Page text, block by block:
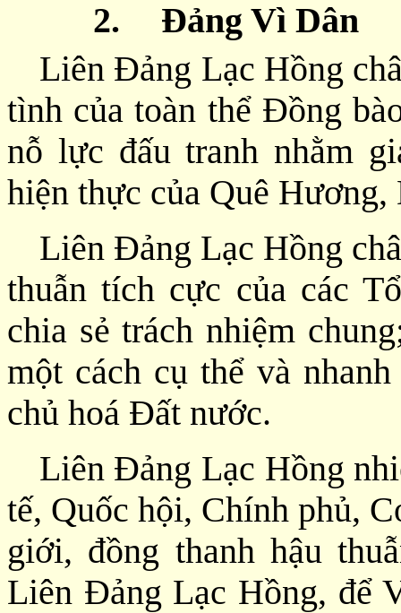
2.
Đảng Vì Dân
Liên Đảng Lạc Hồng
tình của toàn thể Đồng
nỗ lực đấu tranh nhằm
hiện thực của Quê Hương,
Liên Đảng Lạc Hồng
thuẫn tích cực của các
chia sẻ trách nhiệm
một cách cụ thể và
chủ hoá Đất nước.
Liên Đảng Lạc Hồng
tế, Quốc hội, Chính phủ,
giới, đồng thanh hậu
Liên Đảng Lạc Hồng, để